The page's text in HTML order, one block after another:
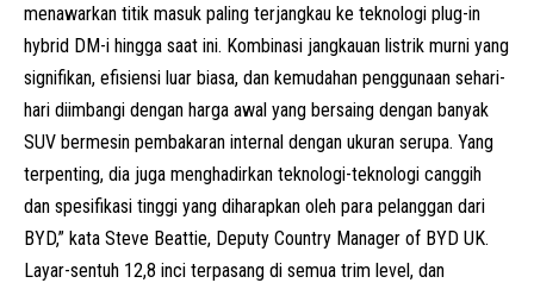
menawarkan titik masuk paling terjangkau ke teknologi plug-in
hybrid DM-i hingga saat ini. Kombinasi jangkauan listrik murni yang
signifikan, efisiensi luar biasa, dan kemudahan penggunaan sehari-
hari diimbangi dengan harga awal yang bersaing dengan banyak
SUV bermesin pembakaran internal dengan ukuran serupa. Yang
terpenting, dia juga menghadirkan teknologi-teknologi canggih
dan spesifikasi tinggi yang diharapkan oleh para pelanggan dari
BYD,” kata Steve Beattie, Deputy Country Manager of BYD UK.
Layar-sentuh 12,8 inci terpasang di semua trim level, dan